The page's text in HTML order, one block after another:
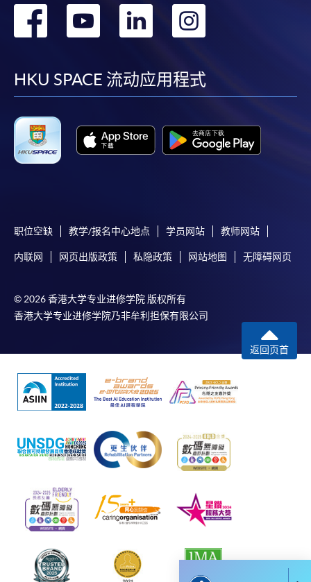
每个学科单元包括每周3 小时的课堂，其中包括各
种教学及学习形式，例如讨论及简报—学生须参与
完成习作。学生透过堂上交流，互相学习，并培养
实际场景之中。
一般会开办7a。 7b 仅在注册人数充足的情况下作为选
BA Mass Communications, Advertising & Public
Relations
Bacherlor of Arts (Honours) Media Production
Postgraduate Diploma in Media and Cultural
Critique
报名代码 2370-MC015A
大部份公开招生的课程（以先到先得形式报名）及个
别学历颁授课程提供网上报名/注册服务，申请人可在
付方式之外，如就读学历颁授课程设有网上服务，学
员亦可以微信支付（Online WeChat Pay）、支付宝
参阅报名办法 -网上报名服务。
注意事项:
名程序，建议申请人亲身到学院报名中心报名，并避
免使用支票付款。
而取消）之外，一切已缴费用概不退还。如获学院批
准退还款项，以现金、易办事、微信支付、支付宝、
支票或缴费灵（只限网上付款）方式缴交之款项，将
以支票退款；以信用卡缴交之款项，退款将直接退还
除本学院网页所列明的学费外，个别课程或有其他额
外收费，详情请联络有关学科职员。
学费及学额不得转让他人。一经取录，学员不得转读
其他课程，惟学院对特殊情况，可酌情处理。转读申
请一经批准，学员须缴付港币120元手续费。
学院对邮递失误而遗失的支票或本票、付款收据或个
人资料，概不负责。
若学员有意申请付款证明书，请把填妥之申请表、贴
每张收据申请费用为港币30 元。支票抬头注明「香
港大学专业进修学院」。
转
facebook
转
youtube
转
linkedin
HKU SPACE 流动应用程式
职位空缺 教学/报名中心地点 学员网站 教师网站
内联网 网页出版政策 私隐政策 网站地图 无障碍网页
© 2026 香港大学专业进修学院 版权所有
香港大学专业进修学院乃非牟利担保有限公司
返回页首